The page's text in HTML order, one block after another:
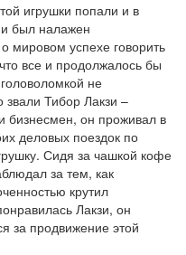
игрушки попали и в
был налажен
мировом успехе говорить
все и продолжалось бы
не
звали Тибор Лакзи –
бизнесмен, он проживал в
деловых поездок по
Сидя за чашкой кофе
за тем, как
крутил
Лакзи, он
за продвижение этой